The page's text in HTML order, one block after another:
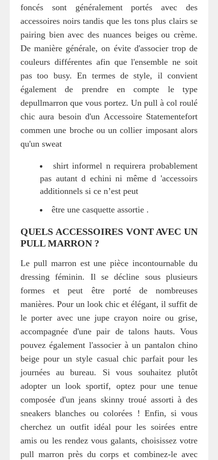
foncés sont généralement portés avec des
accessoires noirs tandis que les tons plus clairs se
pairing bien avec des nuances beiges ou crème.
De manière générale, on évite d'associer trop de
couleurs différentes afin que l'ensemble ne soit
pas too busy. En termes de style, il convient
également de prendre en compte le type
depullmarron que vous portez. Un pull à col roulé
chic aura besoin d'un Accessoire Statementefort
commen une broche ou un collier imposant alors
qu'un sweat
shirt informel n requirera probablement
pas autant d echini ni même d 'accessoirs
additionnels si ce n’est peut
être une casquette assortie .
QUELS ACCESSOIRES VONT AVEC UN
PULL MARRON ?
Le pull marron est une pièce incontournable du
dressing féminin. Il se décline sous plusieurs
formes et peut être porté de nombreuses
manières. Pour un look chic et élégant, il suffit de
le porter avec une jupe crayon noire ou grise,
accompagnée d'une pair de talons hauts. Vous
pouvez également l'associer à un pantalon chino
beige pour un style casual chic parfait pour les
journées au bureau. Si vous souhaitez plutôt
adopter un look sportif, optez pour une tenue
composée d'un jeans skinny troué assorti à des
sneakers blanches ou colorées ! Enfin, si vous
cherchez un outfit idéal pour les soirées entre
amis ou les rendez vous galants, choisissez votre
pull marron près du corps et combinez-le avec